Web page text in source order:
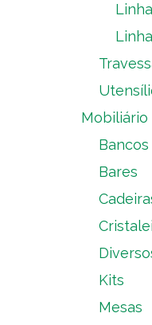
Mobiliário
Bancos
Bares
Kits
Mesas